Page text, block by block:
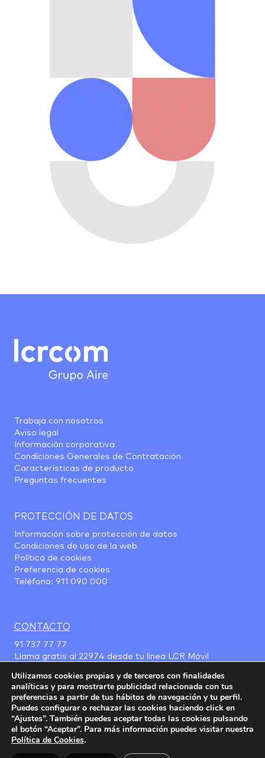
Trabaja con nosotros
Aviso legal
Información corporativa
Condiciones Generales de Contratación
Características de producto
Preguntas frecuentes
PROTECCIÓN DE DATOS
Información sobre protección de datos
Condiciones de uso de la web
Política de cookies
Preferencia de cookies
Teléfono: 911 090 000
CONTACTO
91 737 77 77
Llama gratis al 22974 desde tu línea LCR Móvil
Utilizamos cookies propias y de terceros con finalidades
analíticas y para mostrarte publicidad relacionada con tus
preferencias a partir de tus hábitos de navegación y tu perfil.
Puedes configurar o rechazar las cookies haciendo click en
“Ajustes”. También puedes aceptar todas las cookies pulsando
el botón “Aceptar”. Para más información puedes visitar nuestra
Política de Cookies.